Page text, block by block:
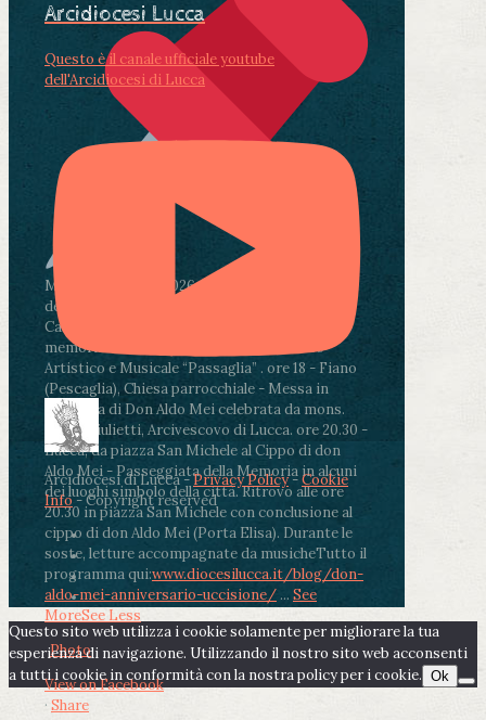
Martedì 4 agosto2026ore 11:30 - Lucca, Scuola
dell’Infanzia don Aldo Mei - Viale Castruccio
Castracani 435 - Inaugurazione murales in
memoria di don Aldo Mei curato dal Liceo
Artistico e Musicale “Passaglia” . ore 18 - Fiano
(Pescaglia), Chiesa parrocchiale - Messa in
memoria di Don Aldo Mei celebrata da mons.
Paolo Giulietti, Arcivescovo di Lucca. ore 20.30 -
Lucca, da piazza San Michele al Cippo di don
Aldo Mei - Passeggiata della Memoria in alcuni
dei luoghi simbolo della città. Ritrovo alle ore
20.30 in piazza San Michele con conclusione al
cippo di don Aldo Mei (Porta Elisa). Durante le
soste, letture accompagnate da musicheTutto il
programma qui:www.diocesilucca.it/blog/don-
aldo-mei-anniversario-uccisione/ ... See
MoreSee Less
Photo
View on Facebook
· Share
Arcidiocesi Lucca
Questo è il canale ufficiale youtube
dell'Arcidiocesi di Lucca
Arcidiocesi di Lucca -Privacy Policy-Cookie
Info- Copyright reserved
Questo sito web utilizza i cookie solamente per migliorare la tua
esperienza di navigazione. Utilizzando il nostro sito web acconsenti
a tutti i cookie in conformità con la nostra policy per i cookie. Ok